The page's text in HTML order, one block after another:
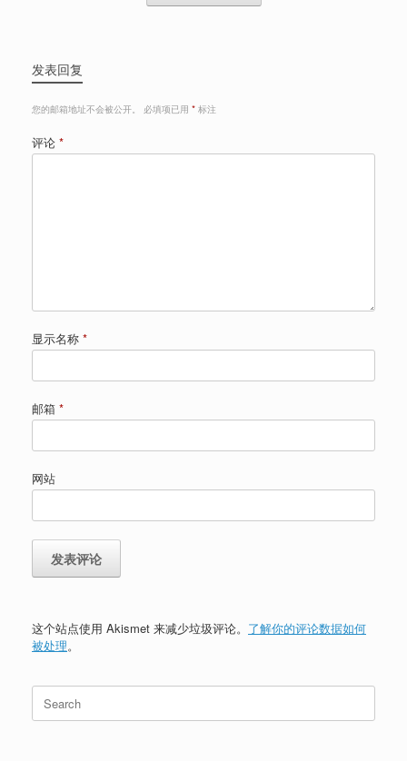
发表回复
您的邮箱地址不会被公开。 必填项已用 * 标注
评论 *
显示名称 *
邮箱 *
网站
这个站点使用 Akismet 来减少垃圾评论。 了解你的评论数据如何
被处理。
Search
for: